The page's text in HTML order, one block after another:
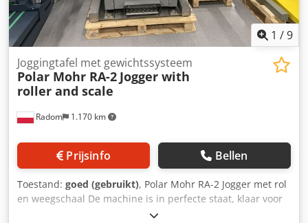
1 /9
Radom 1.170 km
Joggingtafel met gewichtssysteem
Polar Mohr RA-2 Jogger with
roller and scale
Prijsinfo Bellen
Toestand: goed (gebruikt), Polar Mohr RA-2 Jogger met rol
en weegschaal De machine is in perfecte staat, klaar voor
gebruik. Crjdpfowt Sqhex Ab Asf Technische gegevens: